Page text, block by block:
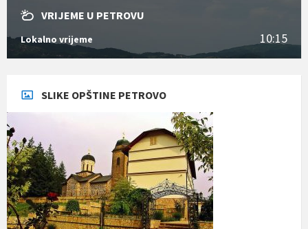
VRIJEME U PETROVU
Lokalno vrijeme 10:15
SLIKE OPŠTINE PETROVO